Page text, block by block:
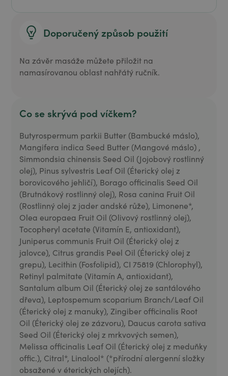
Doporučený způsob použití
Na závěr masáže můžete přiložit na
namasírovanou oblast nahřátý ručník.
Co se skrývá pod víčkem?
Butyrospermum parkii Butter (Bambucké máslo),
Mangifera indica Seed Butter (Mangové máslo) ,
Simmondsia chinensis Seed Oil (Jojobový rostlinný
olej), Pinus sylvestris Leaf Oil (Éterický olej z
borovicového jehličí), Borago officinalis Seed Oil
(Brutnákový rostlinný olej), Rosa canina Fruit Oil
(Rostlinný olej z jader andské růže), Limonene*,
Olea europaea Fruit Oil (Olivový rostlinný olej),
Tocopheryl acetate (Vitamín E, antioxidant),
Juniperus communis Fruit Oil (Éterický olej z
jalovce), Citrus grandis Peel Oil (Éterický olej z
grepu), Lecithin (Fosfolipid), CI 75819 (Chlorophyl),
Retinyl palmitate (Vitamín A, antioxidant),
Santalum album Oil (Éterický olej ze santálového
dřeva), Leptospemum scoparium Branch/Leaf Oil
(Éterický olej z manuky), Zingiber officinalis Root
Oil (Éterický olej ze zázvoru), Daucus carota sativa
Seed Oil (Éterický olej z mrkvových semen),
Melissa officinalis Leaf Oil (Éterický olej z meduňky
offic.), Citral*, Linalool* (*přírodní alergenní složky
obsažené v éterických olejích).